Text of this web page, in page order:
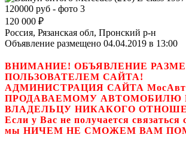
120 000 ₽
Россия, Рязанская обл, Пронский р-н
Объявление размещено 04.04.2019 в 13:00
ВНИМАНИЕ! ОБЪЯВЛЕНИЕ
ПОЛЬЗОВАТЕЛЕМ САЙТА!
АДМИНИСТРАЦИЯ САЙТА
ПРОДАВАЕМОМУ АВТОМОБИЛЮ
ВЛАДЕЛЬЦУ НИКАКОГО
Если у Вас не получается связаться
мы НИЧЕМ НЕ СМОЖЕМ ВАМ